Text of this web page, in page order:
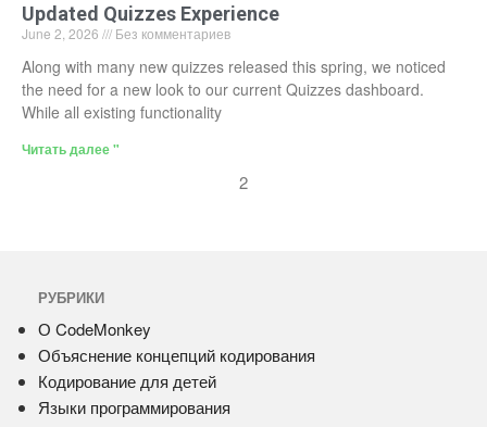
Updated Quizzes Experience
June 2, 2026 Без комментариев
Along with many new quizzes released this spring, we noticed
the need for a new look to our current Quizzes dashboard.
While all existing functionality
Читать далее "
2
РУБРИКИ
О CodeMonkey
Объяснение концепций кодирования
Кодирование для детей
Языки программирования